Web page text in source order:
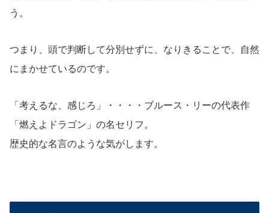
う。
つまり、 頭で判断して分別せずに、なりきることで、自然
にまかせているのです。
「考えるな、感じろ」・・・・ブルース・リーの代表作
「燃えよドラゴン」の名セリフ。
歴史的な名言のような気がします。